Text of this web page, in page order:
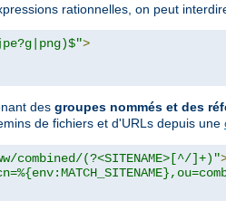
rationnelles, on peut
>
des groupes nommés et des
de fichiers et d'URLs depuis une
combined/(?<SITENAME>[^/]+)"